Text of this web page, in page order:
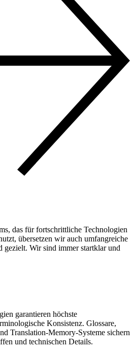
das für fortschrittliche Technologien
übersetzen wir auch umfangreiche
gezielt. Wir sind immer startklar und
garantieren höchste
Konsistenz. Glossare,
Translation-Memory-Systeme sichern
und technischen Details.